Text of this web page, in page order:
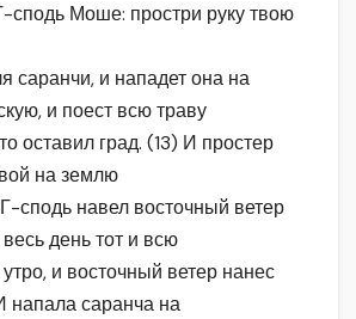
сподь Моше: простри руку твою
саранчи, и нападет она на
и поест всю траву
оставил град. (13) И простер
на землю
сподь навел восточный ветер
день тот и всю
и восточный ветер нанес
напала саранча на